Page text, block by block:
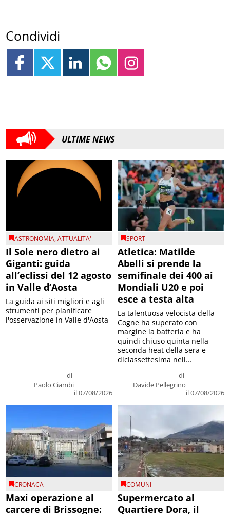
Condividi
ULTIME NEWS
ASTRONOMIA,ATTUALITA'
Il Sole nero dietro ai
Giganti: guida
all’eclissi del 12 agosto
in Valle d’Aosta
di
Paolo Ciambi
il 07/08/2026
La guida ai siti migliori e agli
strumenti per pianificare
l'osservazione in Valle d'Aosta
SPORT
Atletica: Matilde
Abelli si prende la
semifinale dei 400 ai
Mondiali U20 e poi
esce a testa alta
di
Davide Pellegrino
il 07/08/2026
La talentuosa velocista della
Cogne ha superato con
margine la batteria e ha
quindi chiuso quinta nella
seconda heat della sera e
diciassettesima nell...
CRONACA
Maxi operazione al
carcere di Brissogne:
COMUNI
Supermercato al
Quartiere Dora, il